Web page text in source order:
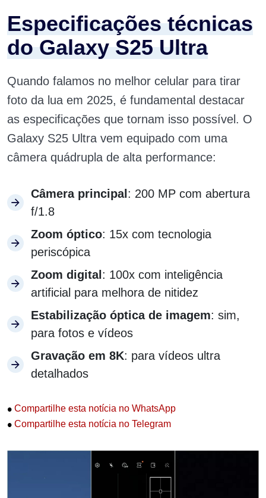
Especificações técnicas
do Galaxy S25 Ultra
Quando falamos no melhor celular para tirar
foto da lua em 2025, é fundamental destacar
as especificações que tornam isso possível. O
Galaxy S25 Ultra vem equipado com uma
câmera quádrupla de alta performance:
Câmera principal : 200 MP com abertura
f/1.8
Zoom óptico: 15x com tecnologia
periscópica
Zoom digital : 100x com inteligência
artificial para melhora de nitidez
Estabilização óptica de imagem: sim,
para fotos e vídeos
Gravação em 8K: para vídeos ultra
detalhados
• Compartilhe esta notícia no WhatsApp
• Compartilhe esta notícia no Telegram